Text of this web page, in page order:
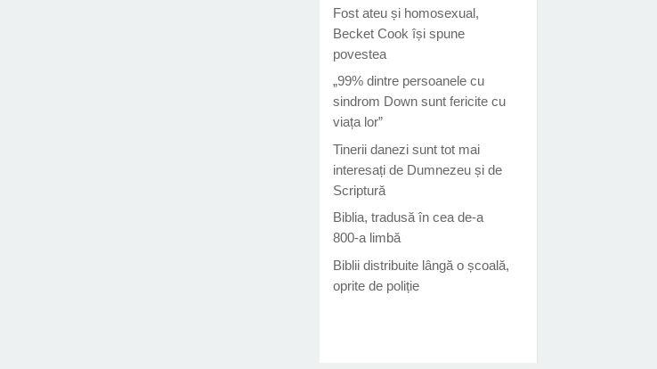
Fost ateu și homosexual,
Becket Cook își spune
povestea
„99% dintre persoanele cu
sindrom Down sunt fericite cu
viața lor”
Tinerii danezi sunt tot mai
interesați de Dumnezeu și de
Scriptură
Biblia, tradusă în cea de-a
800-a limbă
Biblii distribuite lângă o școală,
oprite de poliție